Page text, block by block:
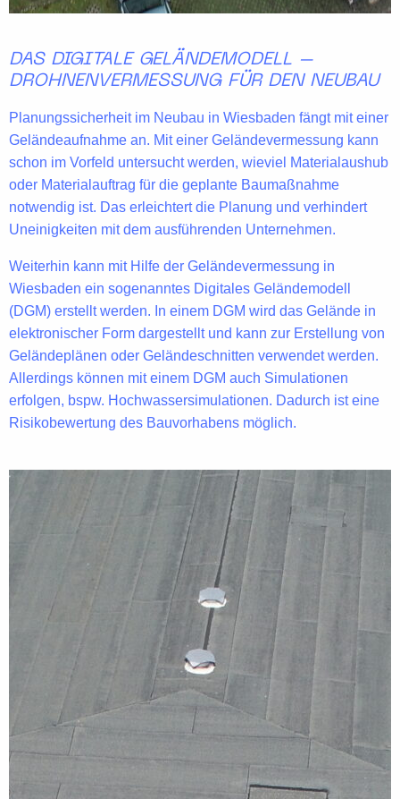
DAS DIGITALE GELÄNDEMODELL –
DROHNENVERMESSUNG FÜR DEN NEUBAU
Planungssicherheitim Neubau in Wiesbaden fängt mit einer
Geländeaufnahme an. Mit einer Geländevermessung kann
schon im Vorfeld untersucht werden, wieviel Materialaushub
oder Materialauftrag für die geplante Baumaßnahme
notwendig ist. Das erleichtert die Planung und verhindert
Uneinigkeiten mit dem ausführenden Unternehmen.
Weiterhin kann mit Hilfe der Geländevermessung in
Wiesbaden ein sogenanntes Digitales Geländemodell
(DGM) erstellt werden. In einem DGM wird das Gelände in
elektronischer Form dargestellt und kann zur Erstellung von
Geländeplänen oder Geländeschnitten verwendet werden.
Allerdings können mit einem DGM auch Simulationen
erfolgen, bspw. Hochwassersimulationen. Dadurch ist eine
Risikobewertung des Bauvorhabens möglich.